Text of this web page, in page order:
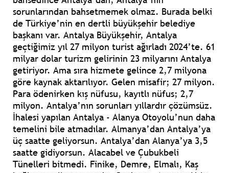
sorunlarından bahsetmemek olmaz. Burada belki
de Türkiye’nin en dertli büyükşehir belediye
başkanı var. Antalya Büyükşehir, Antalya
geçtiğimiz yıl 27 milyon turist ağırladı 2024’te. 61
milyar dolar turizm gelirinin 23 milyarını Antalya
getiriyor. Ama sıra hizmete gelince 2,7 milyona
göre kaynak aktarılıyor. Gelen misafir; 27 milyon.
Para ödenirken kış nüfusu, kayıtlı nüfus; 2,7
milyon. Antalya’nın sorunları yıllardır çözümsüz.
İhalesi yapılan Antalya - Alanya Otoyolu’nun daha
temelini bile atmadılar. Almanya’dan Antalya’ya
üç saatte geliyorsun. Antalya’dan Alanya’ya 3,5
saatte gidiyorsun. Alacabel ve Çubukbeli
Tünelleri bitmedi. Finike, Demre, Elmalı, Kaş